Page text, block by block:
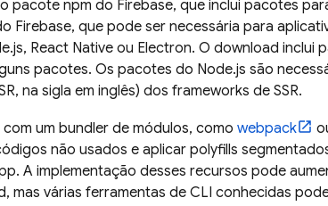
pacote npm do Firebase, que inclui pacotes
Firebase, que pode ser necessária para
React Native ou Electron. O download inclui
pacotes. Os pacotes do Node.js são
na sigla em inglês) dos frameworks de SSR.
um bundler de módulos, como webpack
não usados e aplicar polyfills
A implementação desses recursos pode
mas várias ferramentas de CLI conhecidas